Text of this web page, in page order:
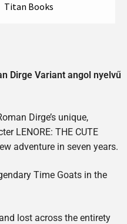
Titan Books
Dirge Variant angol nyelvű
Dirge’s unique,
LENORE: THE CUTE
adventure in seven years.
Time Goats in the
lost across the entirety